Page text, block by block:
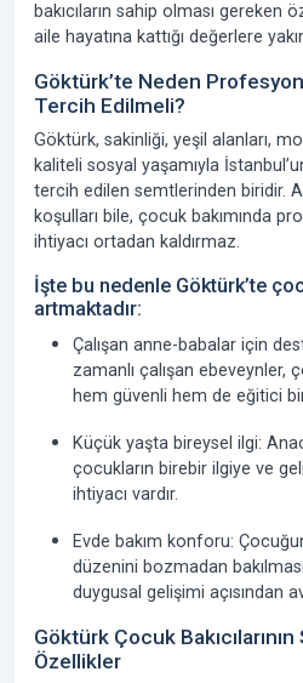
bakıcıların sahip olması gereken
aile hayatına kattığı değerlere
Göktürk’te Neden
Tercih Edilmeli?
Göktürk, sakinliği, yeşil alanları,
kaliteli sosyal yaşamıyla
tercih edilen semtlerinden biridir.
koşulları bile, çocuk bakımında
ihtiyacı ortadan kaldırmaz.
İşte bu nedenle Göktürk’te
artmaktadır:
Çalışan anne-babalar için
zamanlı çalışan ebeveynler,
hem güvenli hem de eğitici
Küçük yaşta bireysel ilgi:
çocukların birebir ilgiye ve
ihtiyacı vardır.
Evde bakım konforu:
düzenini bozmadan
duygusal gelişimi açısından
Göktürk Çocuk
Özellikler